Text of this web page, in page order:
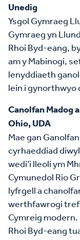
Unedig
Ysgol Gymraeg
Gymraeg yn
Rhoi Byd-eang,
am y Mabinogi,
lenyddiaeth
lein i gynorthwyo
Canolfan Madog
Ohio, UDA
Mae gan
cyrhaeddiad
wedi’i lleoli ym
Cymunedol Rio
lyfrgell a
werthfawrogi
Cymreig modern.
Rhoi Byd-eang